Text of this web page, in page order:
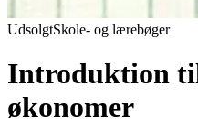
UdsolgtSkole- og lærebøger
Introduktion
økonomer